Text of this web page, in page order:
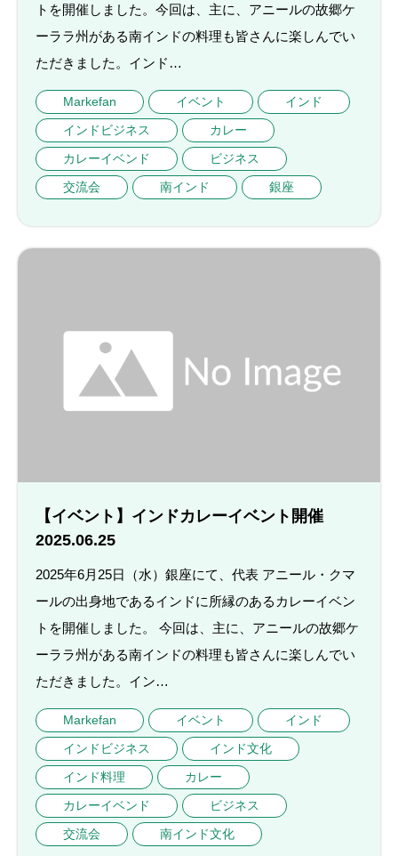
トを開催しました。今回は、主に、アニールの故郷ケ
ーララ州がある南インドの料理も皆さんに楽しんでい
ただきました。インド…
Markefan イベント
インド
インドビジネス
カレー
カレーイベンド
ビジネス
交流会
南インド 銀座
【イベント】インドカレーイベント開催
2025.06.25
2025年6月25日（水）銀座にて、代表 アニール・クマ
ールの出身地であるインドに所縁のあるカレーイベン
トを開催しました。 今回は、主に、アニールの故郷ケ
ーララ州がある南インドの料理も皆さんに楽しんでい
ただきました。イン…
Markefan イベント
インド
インドビジネス
インド文化
インド料理
カレー
カレーイベンド
ビジネス
交流会
南インド文化